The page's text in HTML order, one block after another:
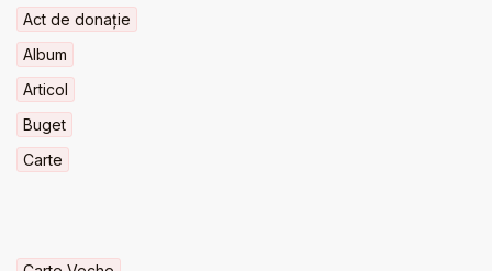
Act de donație
Album
Articol
Buget
Carte